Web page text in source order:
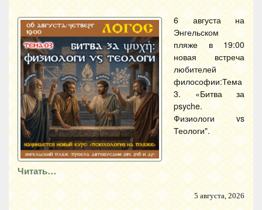
6 августа на
Энгельском
пляже в 19:00
новая встреча
любителей
философии:Тема
3. «Битва за
psyche.
Физиологи vs
Теологи".
Читать…
5 августа, 2026